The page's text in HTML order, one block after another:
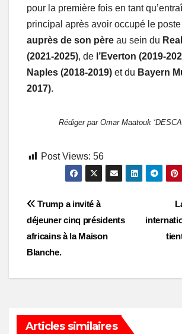
pour la première fois en tant
principal après avoir occupé le poste
auprès de son père au sein du
(2021-2025), de l’Everton (2019-
Naples (2018-2019) et du Bayern
2017).
Rédiger par Omar Maatouk
Post Views: 56
Post
navigation
Trump a invité à
déjeuner cinq présidents
africains à la Maison
Blanche.
Articles similaires